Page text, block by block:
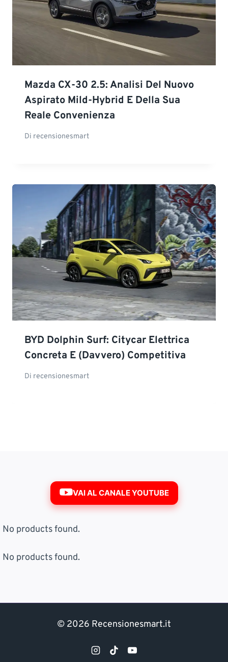
Mazda CX-30 2.5: Analisi Del Nuovo
Aspirato Mild-Hybrid E Della Sua
Reale Convenienza
Di recensionesmart
BYD Dolphin Surf: Citycar Elettrica
Concreta E (davvero) Competitiva
Di recensionesmart
VAI AL CANALE YOUTUBE
No products found.
No products found.
© 2026 Recensionesmart.it